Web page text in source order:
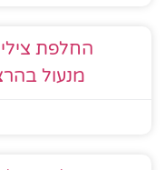
החלפת
מנעול